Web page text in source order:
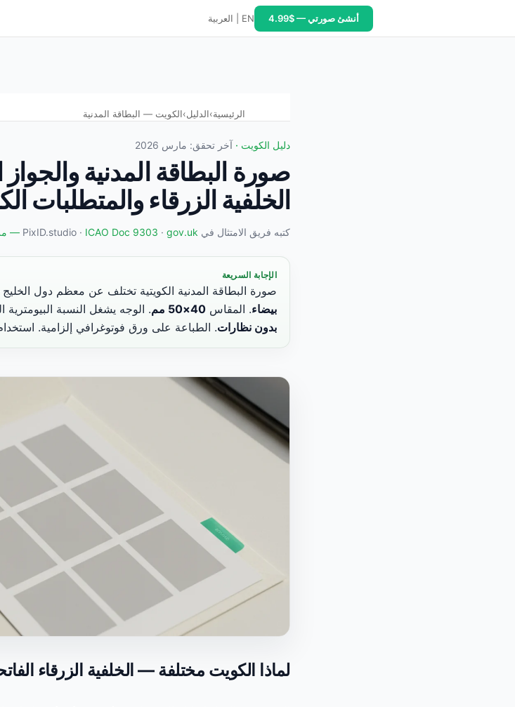
EN العربية أنشئ صورتي — $4.99
الرئيسية›الدليل›الكويت — البطاقة المدنية
دليل الكويت · آخر تحقق: مارس 2026
الخلفية الزرقاء والمتطلبات
كتبه فريق الامتثال في PixID.studio · ICAO Doc 9303 · gov.uk — مرجع مقارن للمواصفات
الإجابة السريعة
صورة البطاقة المدنية الكويتية تختلف عن معظم دول
بيضاء. المقاس 40×50 مم
. الوجه يشغل النسبة البيومترية
بدون نظارات. الطباعة على ورق فوتوغرافي إلزامية.
لماذا الكويت مختلفة — الخلفية الزرقاء